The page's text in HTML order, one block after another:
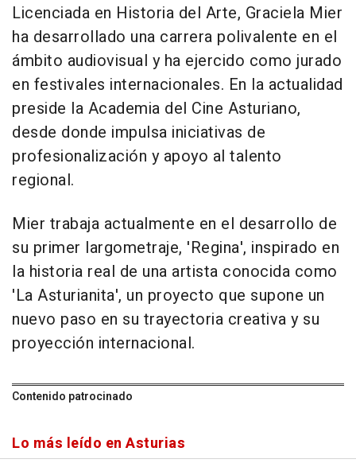
Licenciada en Historia del Arte, Graciela Mier
ha desarrollado una carrera polivalente en el
ámbito audiovisual y ha ejercido como jurado
en festivales internacionales. En la actualidad
preside la Academia del Cine Asturiano,
desde donde impulsa iniciativas de
profesionalización y apoyo al talento
regional.
Mier trabaja actualmente en el desarrollo de
su primer largometraje, 'Regina', inspirado en
la historia real de una artista conocida como
'La Asturianita', un proyecto que supone un
nuevo paso en su trayectoria creativa y su
proyección internacional.
Contenido patrocinado
Lo más leído en Asturias